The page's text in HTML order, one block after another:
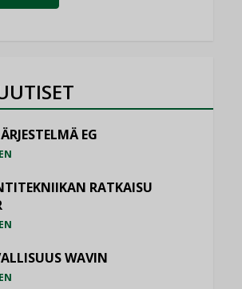
EG
RATKAISU
WAVIN